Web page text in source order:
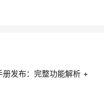
发布：完整功能解析 +